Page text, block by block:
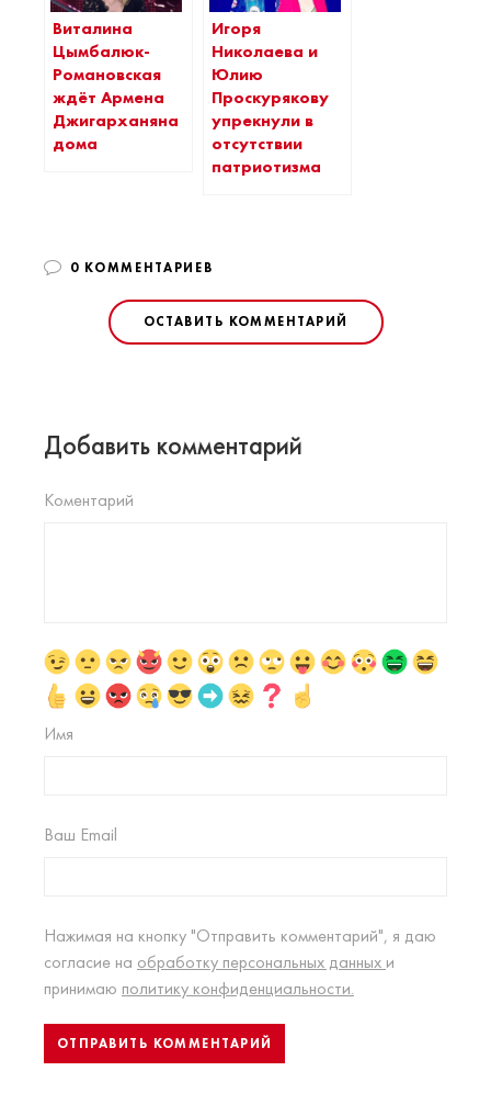
Виталина
Цымбалюк-
Романовская
ждёт Армена
Джигарханяна
дома
Игоря
Николаева и
Юлию
Проскурякову
упрекнули в
отсутствии
патриотизма
0 КОММЕНТАРИЕВ
ОСТАВИТЬ КОММЕНТАРИЙ
Добавить комментарий
Коментарий
Имя
Ваш Email
Нажимая на кнопку "Отправить комментарий", я даю
согласие на обработку персональных данных и
принимаю политику конфиденциальности.